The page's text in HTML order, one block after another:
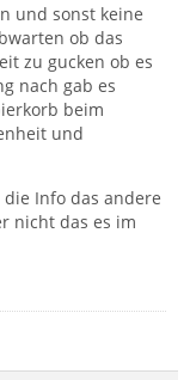
und sonst keine
ob das
zu gucken ob es
nach gab es
beim
und
Info das andere
nicht das es im